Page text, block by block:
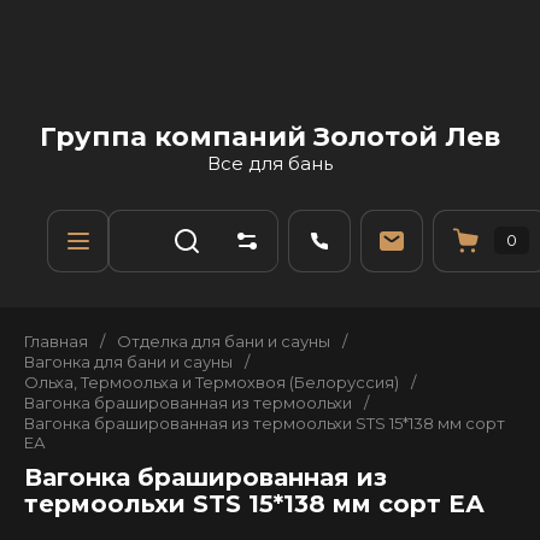
Группа компаний Золотой Лев
Все для бань
0
Главная / Отделка для бани и сауны
/
Вагонка для бани и сауны
/
Ольха, Термоольха и Термохвоя (Белоруссия)
/
Вагонка брашированная из термоольхи
/
Вагонка брашированная из термоольхи STS 15*138 мм сорт
ЕА
Вагонка брашированная из
термоольхи STS 15*138 мм сорт ЕА